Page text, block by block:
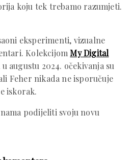
koju tek trebamo razumjeti.
eksperimenti, vizualne
KolekcijomMy Digital
augustu 2024. očekivanja su
Feher nikada ne isporučuje
iskorak.
podijeliti svoju novu